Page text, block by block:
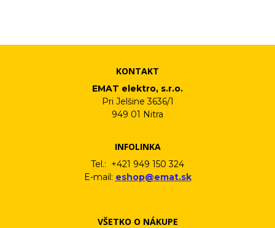
KONTAKT
EMAT elektro, s.r.o.
Pri Jelšine 3636/1
949 01 Nitra
INFOLINKA
Tel.: +421 949 150 324
E-mail: eshop@emat.sk
VŠETKO O NÁKUPE